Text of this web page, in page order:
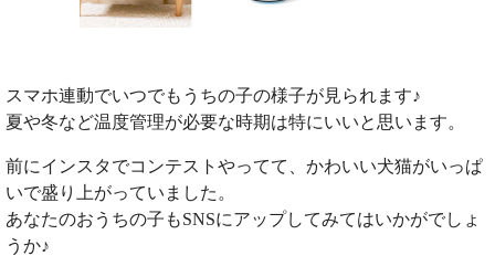
スマホ連動でいつでもうちの子の様子が見られます♪
夏や冬など温度管理が必要な時期は特にいいと思います。
前にインスタでコンテストやってて、かわいい犬猫がいっぱ
いで盛り上がっていました。
あなたのおうちの子もSNSにアップしてみてはいかがでしょ
うか♪